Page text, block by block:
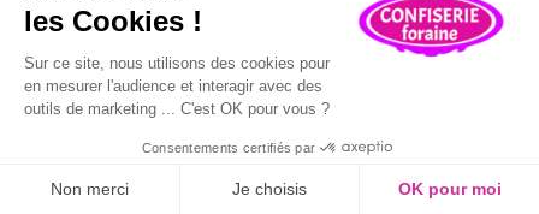
9.90 €
T.T.C. QUANTITÉ
En poursuivant votre navigation sur ce site, vous acceptez
l'utilisation de cookies à des fins statistiques et
commerciales.